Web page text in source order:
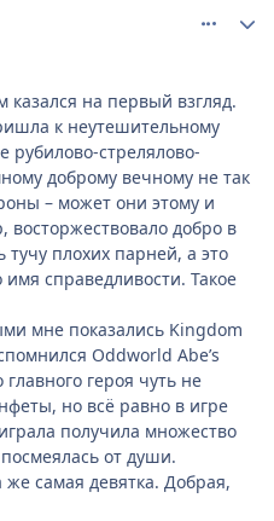
казался на первый взгляд.
к неутешительному
рубилово-стрелялово-
доброму вечному не так
– может они этому и
восторжествовало добро в
плохих парней, а это
справедливости. Такое
мне показались Kingdom
Oddworld Abe’s
героя чуть не
но всё равно в игре
получила множество
от души.
самая девятка. Добрая,